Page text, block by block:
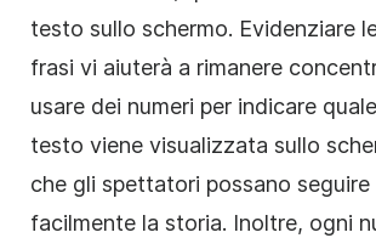
testo sullo schermo. Evidenziare
frasi vi aiuterà a rimanere
usare dei numeri per indicare
testo viene visualizzata sullo
che gli spettatori possano seguire
facilmente la storia. Inoltre, ogni